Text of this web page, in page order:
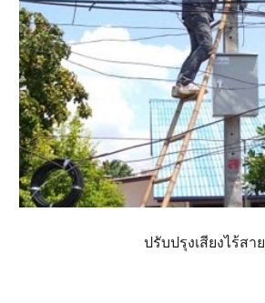
ปรับปรุงเสียงไร้สาย